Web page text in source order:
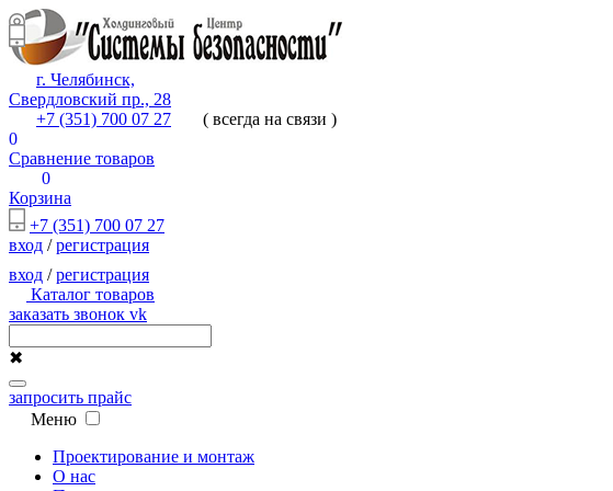
г. Челябинск,
Свердловский пр., 28
+7 (351) 700 07 27
( всегда на связи )
0
Сравнение товаров
0
Корзина
+7 (351) 700 07 27
вход /регистрация
вход /регистрация
Каталог товаров
заказать звонок vk
✖
запросить прайс
Меню
Проектирование и монтаж
О нас